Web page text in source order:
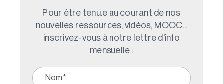
Pour être tenu.e au courant de nos
nouvelles ressources, vidéos, MOOC...
inscrivez-vous à notre lettre d'info
mensuelle :